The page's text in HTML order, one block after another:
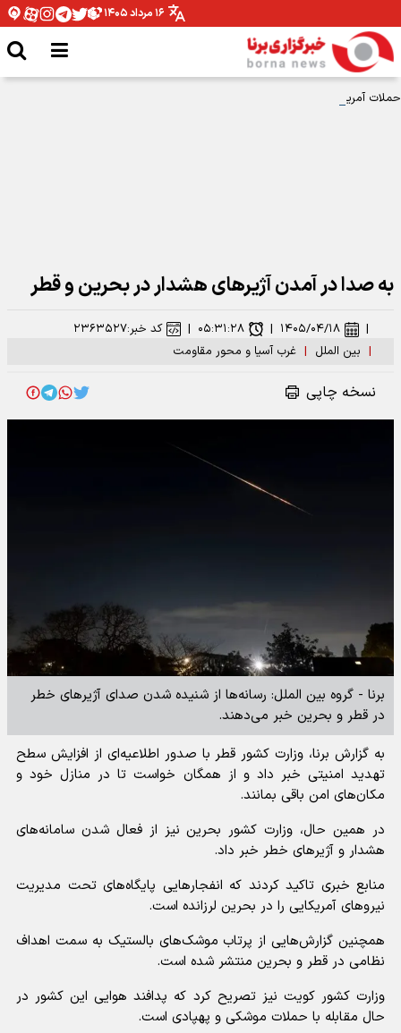
۱۶ مرداد ۱۴۰۵
حملات آمریکا و عربستان به عراق؛ انفجار در پایگاه‌های حشدالشعبی در کربلا، بصره و
به صدا در آمدن آژیرهای هشدار در بحرین و قطر
| بین الملل | غرب آسیا و محور مقاومت
| ۱۴۰۵/۰۴/۱۸ | ۰۵:۳۱:۲۸ | کد خبر:۲۳۶۳۵۲۷
نسخه چاپی
برنا - گروه بین الملل: رسانه‌ها از شنیده شدن صدای آژیرهای خطر
در قطر و بحرین خبر می‌دهند.
به گزارش برنا، وزارت کشور قطر با صدور اطلاعیه‌ای از افزایش سطح
تهدید امنیتی خبر داد و از همگان خواست تا در منازل خود و
مکان‌های امن باقی بمانند.
در همین حال، وزارت کشور بحرین نیز از فعال شدن سامانه‌های
هشدار و آژیر‌های خطر خبر داد.
منابع خبری تاکید کردند که انفجار‌هایی پایگاه‌های تحت مدیریت
نیرو‌های آمریکایی را در بحرین لرزانده است.
همچنین گزارش‌هایی از پرتاب موشک‌های بالستیک به سمت اهداف
نظامی در قطر و بحرین منتشر شده است.
وزارت کشور کویت نیز تصریح کرد که پدافند هوایی این کشور در
حال مقابله با حملات موشکی و پهپادی است.